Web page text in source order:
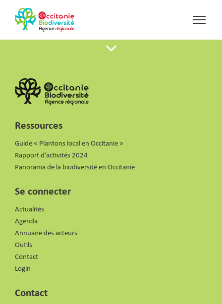
Ressources
Guide « Plantons local en Occitanie »
Rapport d’activités 2024
Panorama de la biodiversité en Occitanie
Se connecter
Actualités
Agenda
Annuaire des acteurs
Outils
Contact
Login
Contact